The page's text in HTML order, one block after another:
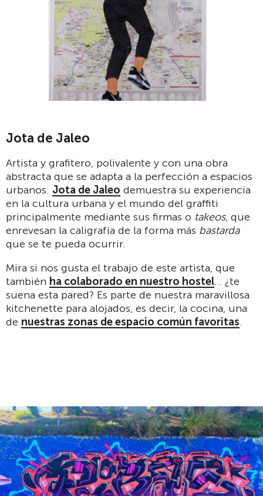
Jota de Jaleo
Artista y grafitero, polivalente y con una obra
abstracta que se adapta a la perfección a espacios
urbanos. Jota de Jaleo demuestra su experiencia
en la cultura urbana y el mundo del graffiti
principalmente mediante sus firmas o takeos, que
enrevesan la caligrafía de la forma más bastarda
que se te pueda ocurrir.
Mira si nos gusta el trabajo de este artista, que
también ha colaborado en nuestro hostel… ¿te
suena esta pared? Es parte de nuestra maravillosa
kitchenette para alojados, es decir, la cocina, una
de nuestras zonas de espacio común favoritas.